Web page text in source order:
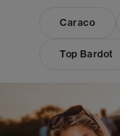
Caraco
Top Bardot